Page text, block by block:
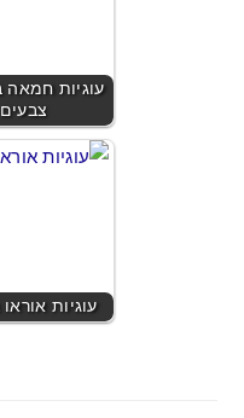
עוגיות חמאה
צבעים
עוגיות